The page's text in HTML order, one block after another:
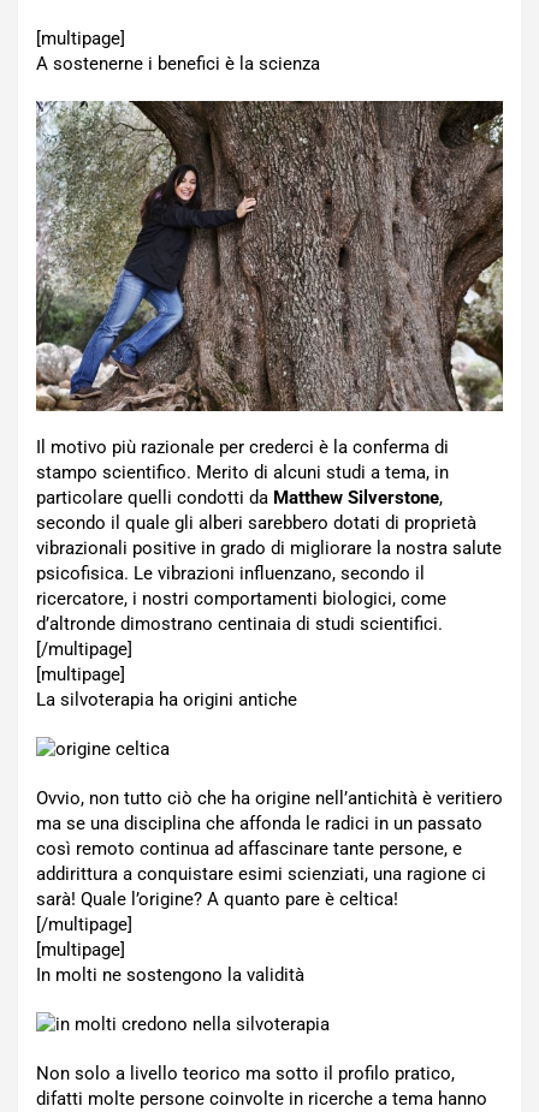
[multipage]
A sostenerne i benefici è la scienza
Il motivo più razionale per crederci è la conferma di
stampo scientifico. Merito di alcuni studi a tema, in
particolare quelli condotti da Matthew Silverstone,
secondo il quale gli alberi sarebbero dotati di proprietà
vibrazionali positive in grado di migliorare la nostra salute
psicofisica. Le vibrazioni influenzano, secondo il
ricercatore, i nostri comportamenti biologici, come
d’altronde dimostrano centinaia di studi scientifici.
[/multipage]
[multipage]
La silvoterapia ha origini antiche
Ovvio, non tutto ciò che ha origine nell’antichità è veritiero
ma se una disciplina che affonda le radici in un passato
così remoto continua ad affascinare tante persone, e
addirittura a conquistare esimi scienziati, una ragione ci
sarà! Quale l’origine? A quanto pare è celtica!
[/multipage]
[multipage]
In molti ne sostengono la validità
Non solo a livello teorico ma sotto il profilo pratico,
difatti molte persone coinvolte in ricerche a tema hanno